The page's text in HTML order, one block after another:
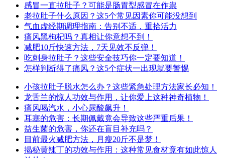
感冒一直拉肚子？可能是肠胃型感冒在作祟
老拉肚子什么原因？这5个常见因素你可能没想到
气血虚经期调理指南：告别不适，重拾活力
痛风黑枸杞吗？真相让你意想不到！
减肥10斤快速方法，7天见效不反弹！
吃刺身拉肚子？这些安全技巧你一定要知道！
怎样判断得了痛风？这5个症状一出现就要警惕
小孩拉肚子脱水怎么办？这些紧急处理方法家长必知！
龙舌兰的惊人功效与作用，让你爱上这种神奇植物！
痛风喝汽水，小心尿酸飙升！
耳塞的危害：长期佩戴竟会导致这些严重后果！
益生菌的危害，你还在盲目补充吗？
目前最火减肥方法，月瘦20斤不是梦！
揭秘黄辣丁的功效与作用：这种常见食材竟有如此惊人